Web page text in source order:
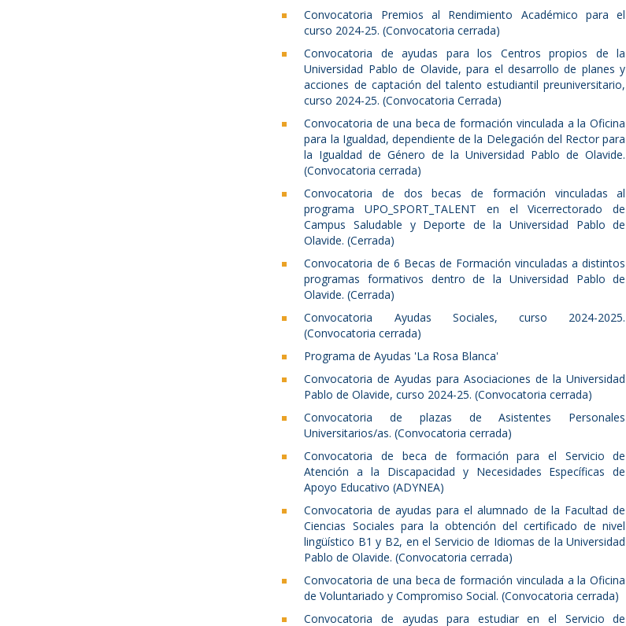
Convocatoria Premios al Rendimiento Académico para el
curso 2024-25. (Convocatoria cerrada)
Convocatoria de ayudas para los Centros propios de la
Universidad Pablo de Olavide, para el desarrollo de planes y
acciones de captación del talento estudiantil preuniversitario,
curso 2024-25. (Convocatoria Cerrada)
Convocatoria de una beca de formación vinculada a la Oficina
para la Igualdad, dependiente de la Delegación del Rector para
la Igualdad de Género de la Universidad Pablo de Olavide.
(Convocatoria cerrada)
Convocatoria de dos becas de formación vinculadas al
programa UPO_SPORT_TALENT en el Vicerrectorado de
Campus Saludable y Deporte de la Universidad Pablo de
Olavide. (Cerrada)
Convocatoria de 6 Becas de Formación vinculadas a distintos
programas formativos dentro de la Universidad Pablo de
Olavide. (Cerrada)
Convocatoria Ayudas Sociales, curso 2024-2025.
(Convocatoria cerrada)
Programa de Ayudas 'La Rosa Blanca'
Convocatoria de Ayudas para Asociaciones de la Universidad
Pablo de Olavide, curso 2024-25. (Convocatoria cerrada)
Convocatoria de plazas de Asistentes Personales
Universitarios/as. (Convocatoria cerrada)
Convocatoria de beca de formación para el Servicio de
Atención a la Discapacidad y Necesidades Específicas de
Apoyo Educativo (ADYNEA)
Convocatoria de ayudas para el alumnado de la Facultad de
Ciencias Sociales para la obtención del certificado de nivel
lingüístico B1 y B2, en el Servicio de Idiomas de la Universidad
Pablo de Olavide. (Convocatoria cerrada)
Convocatoria de una beca de formación vinculada a la Oficina
de Voluntariado y Compromiso Social. (Convocatoria cerrada)
Convocatoria de ayudas para estudiar en el Servicio de